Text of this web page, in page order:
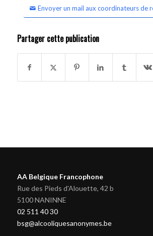
Envoyer un mail aux coordinateurs de
Partager cette publication
AA Belgique Francophone
Rue des Pieds d'Alouette, 42 b
5100 NANINNE
02 511 40 30
bsg@alcooliquesanonymes.be